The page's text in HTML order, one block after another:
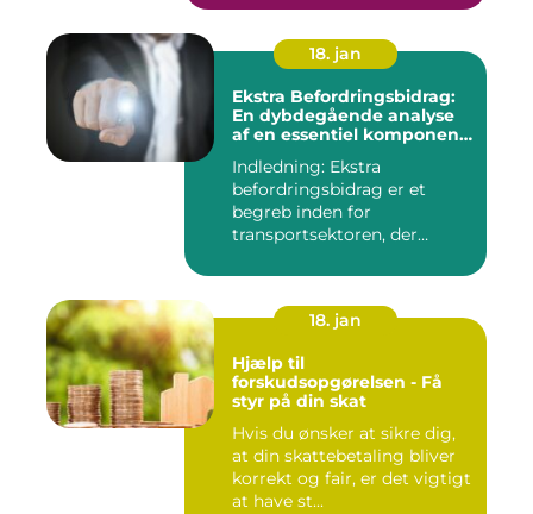
18. jan
Ekstra Befordringsbidrag:
En dybdegående analyse
af en essentiel komponent
Indledning: Ekstra
befordringsbidrag er et
begreb inden for
transportsektoren, der
18. jan
Hjælp til
forskudsopgørelsen - Få
styr på din skat
Hvis du ønsker at sikre dig,
at din skattebetaling bliver
korrekt og fair, er det vigtigt
at have st...